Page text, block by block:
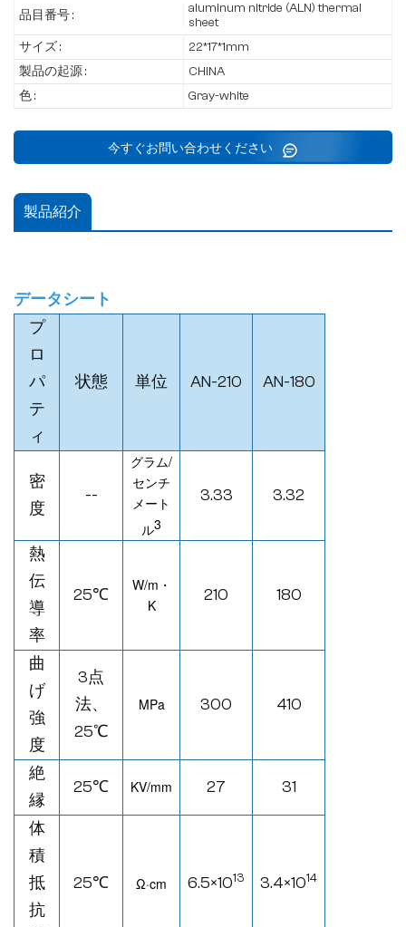
品目番号 :
aluminum nitride (ALN) thermal
sheet
サイズ :
22*17*1mm
製品の起源 :
CHINA
色 :
Gray-white
今すぐお問い合わせください
製品紹介
データシート
プ
ロ
パ
テ
ィ
状態 単位 AN-210 AN-180
密
度
--
グラム/
センチ
メート
ル3
3.33 3.32
熱
伝
導
率
25℃
W/m・
K
210 180
曲
げ
強
度
3点
法、
25℃
MPa 300 410
絶
縁
25℃ KV/mm 27 31
体
積
抵
抗
25℃ Ω·cm 6.5×1013 3.4×1014